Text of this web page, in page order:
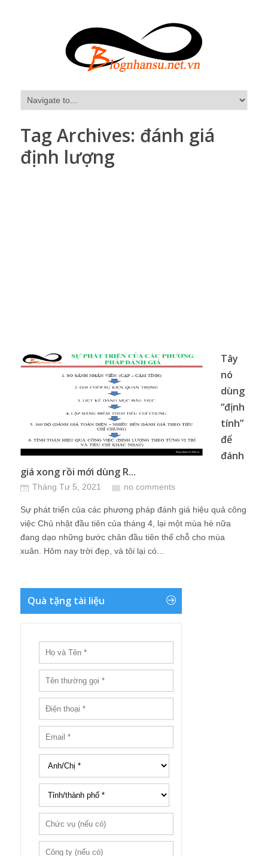
Tag Archives: đánh giá
định lượng
Tây
nó
dùng
“định
tính”
để
đánh
giá xong rồi mới dùng R...
Tháng Tư 5, 2021 no comments
Sự phát triển của các phương pháp đánh giá hiệu quả công
việc Chủ nhật đầu tiên của tháng 4, lại một mùa hè nữa
đang dạo những bước chân đầu tiên thế chỗ cho mùa
xuân. Hôm nay trời đẹp, và tôi lại có...
Quà tặng tài liệu